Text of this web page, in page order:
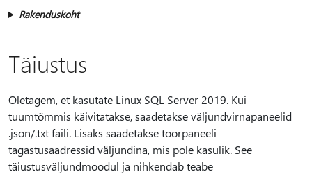
Rakenduskoht
Täiustus
Oletagem, et kasutate Linux SQL Server 2019. Kui
tuumtõmmis käivitatakse, saadetakse väljundvirnapaneelid
.json/.txt faili. Lisaks saadetakse toorpaneeli
tagastusaadressid väljundina, mis pole kasulik. See
täiustusväljundmoodul ja nihkendab teabe